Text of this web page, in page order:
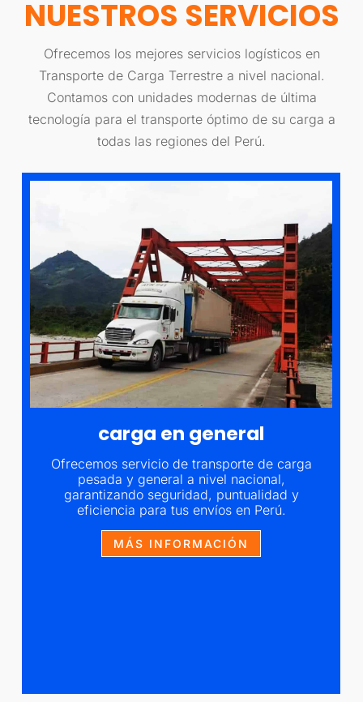
NUESTROS SERVICIOS
Ofrecemos los mejores servicios logísticos en
Transporte de Carga Terrestre a nivel nacional.
Contamos con unidades modernas de última
tecnología para el transporte óptimo de su carga a
todas las regiones del Perú.
carga en general
Ofrecemos servicio de transporte de carga
pesada y general a nivel nacional,
garantizando seguridad, puntualidad y
eficiencia para tus envíos en Perú.
MÁS INFORMACIÓN